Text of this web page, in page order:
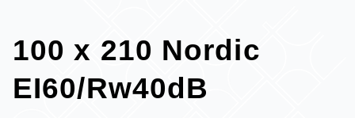
100 x 210 Nordic
EI60/Rw40dB